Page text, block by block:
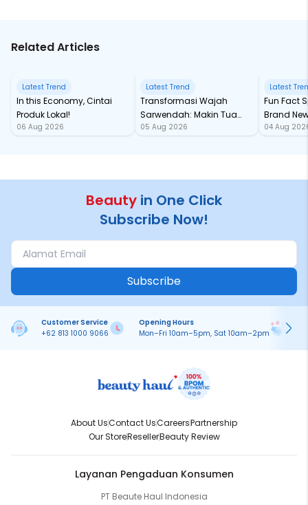
Related Articles
Latest Trend
In this Economy, Cintai
Produk Lokal!
06 Aug 2026
Latest Trend
Transformasi Wajah
Sarwendah: Makin Tua
Semakin Glowing
05 Aug 2026
Latest
Fun Fact Spider-Man
Brand
Baru
04 Aug
Beauty in One Click
Subscribe Now!
Subscribe
Customer Service
+62 813 1000 9066
Opening Hours
Mon–Fri 10am–5pm, Sat 10am–2pm
About UsContact UsCareersPartnership
Our StoreResellerBeauty Review
Layanan Pengaduan Konsumen
PT Beaute Haul Indonesia